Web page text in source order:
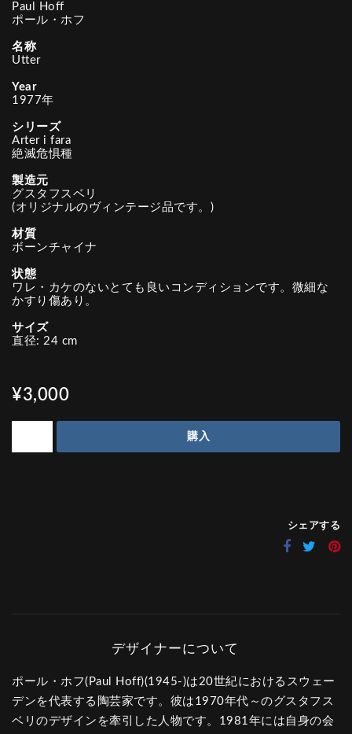
Paul Hoff
ポール・ホフ
名称
Utter
Year
1977年
シリーズ
Arter i fara
絶滅危惧種
製造元
グスタフスベリ
(オリジナルのヴィンテージ品です。)
材質
ボーンチャイナ
状態
ワレ・カケのないとても良いコンディションです。微細な
かすり傷あり。
サイズ
直径: 24 cm
¥3,000
購入
シェアする
ポール・ホフ(Paul Hoff)(1945-)は20世紀におけるスウェー
デンを代表する陶芸家です。彼は1970年代～のグスタフス
ベリのデザインを牽引した人物です。1981年には自身の会